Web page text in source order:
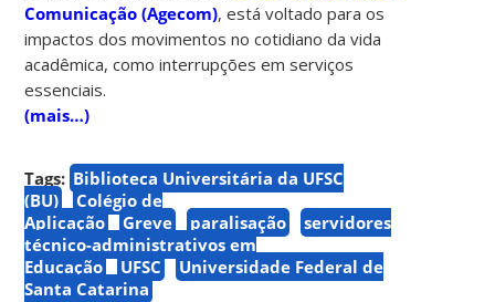
Comunicação (Agecom), está voltado para os
impactos dos movimentos no cotidiano da vida
acadêmica, como interrupções em serviços
essenciais.
(mais…)
Tags: Biblioteca Universitária da UFSC
(BU)
Colégio de
Aplicação
Greve paralisação
servidores
técnico-administrativos em
Educação
UFSC
Universidade Federal de
Santa Catarina